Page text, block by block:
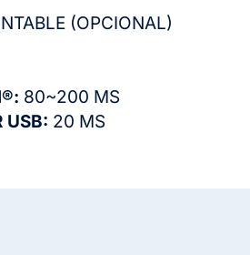
(OPCIONAL)
80~200 MS
USB: 20 MS